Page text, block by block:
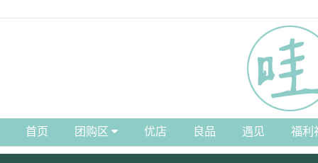
首页 团购区 优店 良品 遇见 福利